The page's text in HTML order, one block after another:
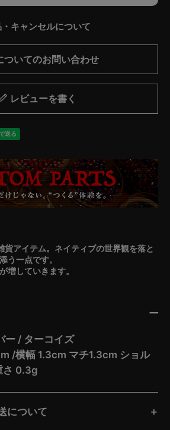
キャンセルについて
ついてのお問い合わせ
レビューを書く
貨アイテム。ネイティブの世界観を落と
う一点です。
増していきます。
ー / ターコイズ
/横幅 1.3cm マチ1.3cm ショル
さ 0.3g
について